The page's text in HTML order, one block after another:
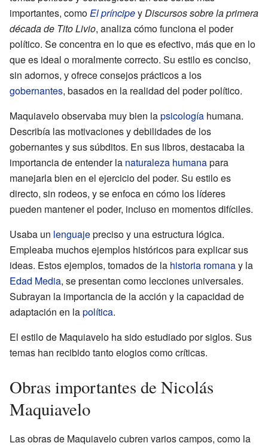
importantes, comoEl príncipeyDiscursos sobre la primera
década de Tito Livio, analiza cómo funciona el poder
político. Se concentra en lo que es efectivo, más que en lo
que es ideal o moralmente correcto. Su estilo es conciso,
sin adornos, y ofrece consejos prácticos a los
gobernantes, basados en la realidad del poder político.
Maquiavelo observaba muy bien lapsicología humana.
Describía las motivaciones y debilidades de los
gobernantes y sus súbditos. En sus libros, destacaba la
importancia de entender la naturaleza humanapara
manejarla bien en el ejercicio del poder. Su estilo es
directo, sin rodeos, y se enfoca en cómo los líderes
pueden mantener el poder, incluso en momentos difíciles.
Usaba un lenguajepreciso y una estructura lógica.
Empleaba muchos ejemplos históricos para explicar sus
ideas. Estos ejemplos, tomados de la historia romanay la
Edad Media, se presentan como lecciones universales.
Subrayan la importancia de la acción y la capacidad de
adaptación en lapolítica.
El estilo de Maquiavelo ha sido estudiado por siglos. Sus
temas han recibido tanto elogios como críticas.
Obras importantes de Nicolás
Maquiavelo
Las obras de Maquiavelo cubren varios campos, como la